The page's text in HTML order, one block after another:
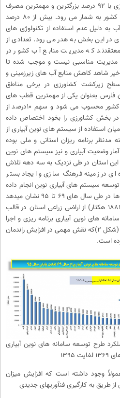
بخش کشاورزی با ۹۲ درصد بزرگترین و مهمترین مصرف
کننده آب در کشور به شمار می رود. بیش از ۸۰ درصد
به دلیل عدم استفاده از تکنولوژی های
در این بخش به هدر می رود. تعدادی از
که مدیریت منابع آب کشور در
مدیریت مناسبی نیست و موجب شده تا
شاهد کاهش منابع آب های زیرزمینی و
زیرکشت کشاورزی در برخی مناطق
فارس بعنوان یکی از مهمترین قطب های
کشاورزی در کشور محسوب می شود و سهم ۱۰درصد از
در بخش کشاورزی را بخود اختصاص داده
استفاده از سیستم های نوین آبیاری از
مدنظر برنامه ریزان استانی و ملی بوده
وضعیت آبیاری و نیز سیستم های نوین
استان در طی نزدیک به سه دهه تلاش
در زمینه فرهنگ سازی و ایجاد بستر
سیستم های آبیاری نوین انجام داده
است بررسی ها در طی سال های ۶۹ تا ۹۵ نشان میدهد
۱۵درصد (۱۸۸۱۳۶ هکتار) از اراضی زراعی استان در قالب
های نوین آبیاری برنامه ریزی و اجرا
گردیده است (شکل ۲)که نقش مهمی در افزایش راندمان
است.
عملکرد طرح توسعه سامانه های نوین آبیاری
۱۳۹۵
وجود داشته است که افزایش میزان
از طریق به کارگیری فنآوریهای جدیدی